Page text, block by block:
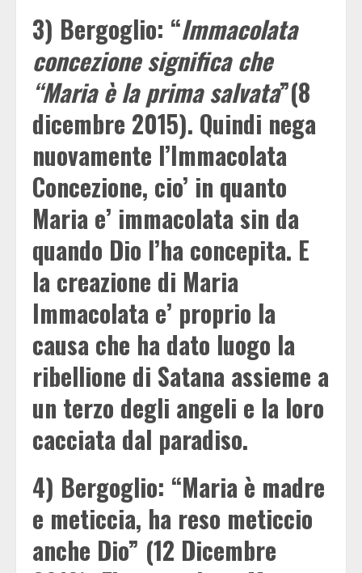
3) Bergoglio: “Immacolata
concezione significa che
“Maria è la prima salvata”(8
dicembre 2015). Quindi nega
nuovamente l’Immacolata
Concezione, cio’ in quanto
Maria e’ immacolata sin da
quando Dio l’ha concepita. E
la creazione di Maria
Immacolata e’ proprio la
causa che ha dato luogo la
ribellione di Satana assieme a
un terzo degli angeli e la loro
cacciata dal paradiso.
4) Bergoglio: “Maria è madre
e meticcia, ha reso meticcio
anche Dio” (12 Dicembre